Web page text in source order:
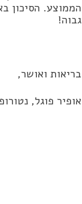
הממוצע. הסיכון
גבוה!
בריאות ואושר,
אופיר פוגל,